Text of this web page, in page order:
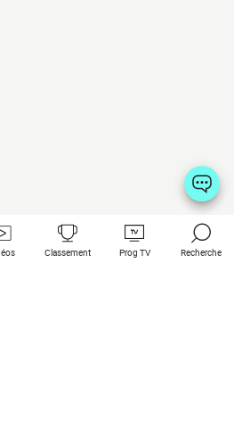
Classement Prog TV Recherche